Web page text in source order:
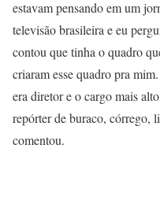
estavam pensando em um
televisão brasileira e eu
contou que tinha o quadro
criaram esse quadro pra
era diretor e o cargo mais
repórter de buraco, córrego,
comentou.